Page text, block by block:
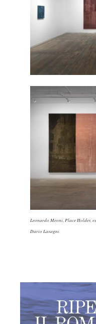
Leonardo Meoni, Place Holder,
Dario Lasagni